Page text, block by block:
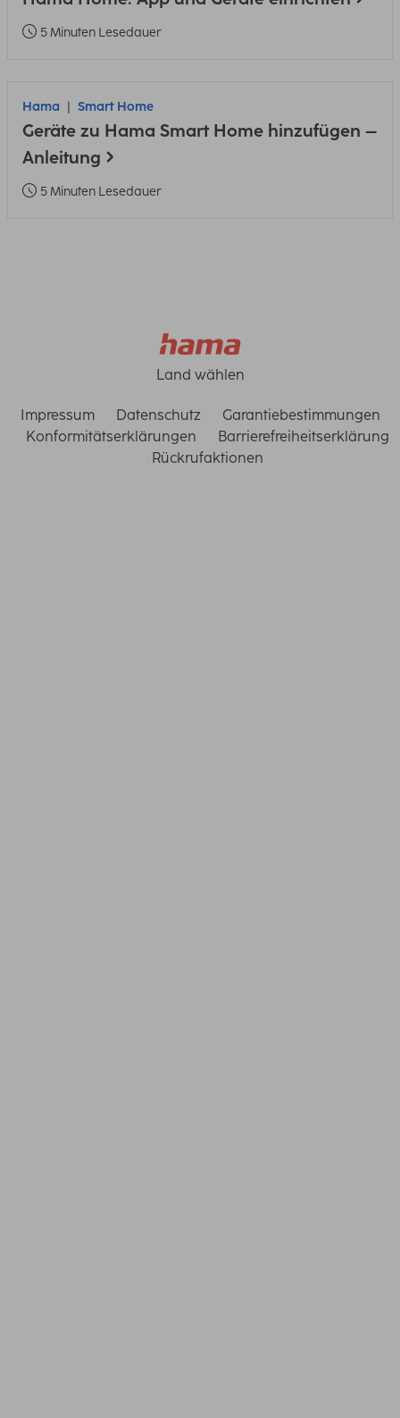
5 Minuten Lesedauer
Hama Smart Home
Geräte zu Hama Smart Home hinzufügen –
Anleitung
5 Minuten Lesedauer
Land wählen
Impressum Datenschutz
Garantiebestimmungen
Konformitätserklärungen
Barrierefreiheitserklärung
Rückrufaktionen